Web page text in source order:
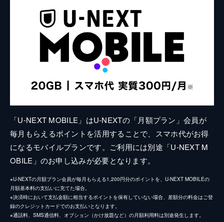
「U-NEXT MOBILE」はU-NEXTの「月額プラン」会員が
毎月もらえるポイントを活用することで、スマホ代がお得
になるモバイルプランです。ご利用には別途「U-NEXT M
OBILE」のお申し込みが必要となります。
※U-NEXTの月額プラン会員が毎月もらえる1,200円分のポイントを、U-NEXT MOBILEの
月額基本料の支払いに充てた場合。
※決済時において支払金額に相当するポイントを保有していない場合、差額分の料金はご登
録のクレジットカードでのお支払いとなります。
※通話料、SMS通信料、オプション（かけ放題など）の月額利用料は別途発生します。